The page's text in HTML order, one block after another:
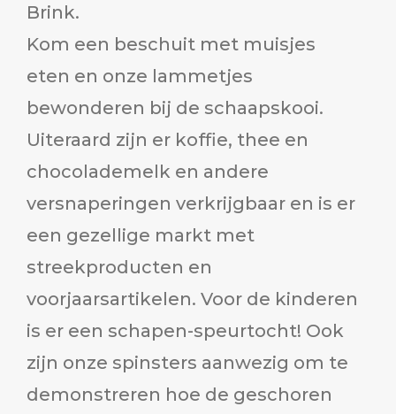
Brink.
Kom een beschuit met muisjes
eten en onze lammetjes
bewonderen bij de schaapskooi.
Uiteraard zijn er koffie, thee en
chocolademelk en andere
versnaperingen verkrijgbaar en is er
een gezellige markt met
streekproducten en
voorjaarsartikelen. Voor de kinderen
is er een schapen-speurtocht! Ook
zijn onze spinsters aanwezig om te
demonstreren hoe de geschoren